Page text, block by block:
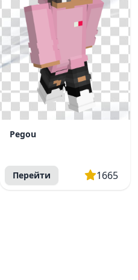
Pegou
Перейти 1665